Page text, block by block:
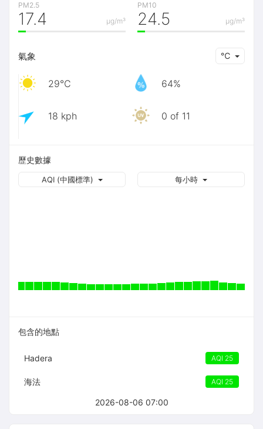
2026-08-06 07:00
PM2.5
μg/m³
17.4
PM10
μg/m³
24.5
氣象 ℃
29℃ 64%
18 kph 0 of 11
歷史數據
每小時
AQI (中國標準)
包含的地點
Hadera AQI 25
海法 AQI 25